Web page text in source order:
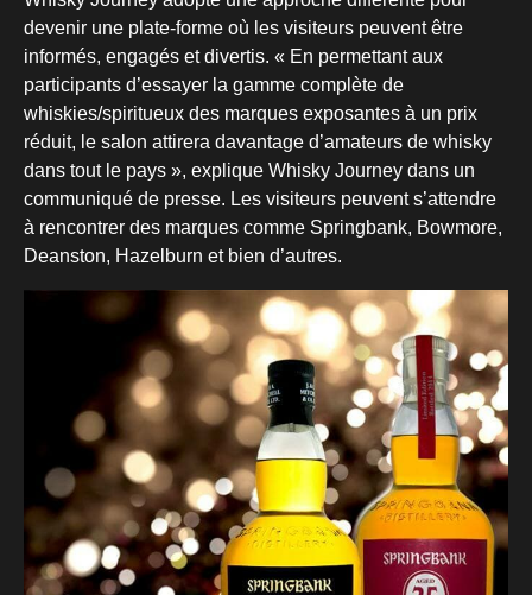
devenir une plate-forme où les visiteurs peuvent être
informés, engagés et divertis. « En permettant aux
participants d’essayer la gamme complète de
whiskies/spiritueux des marques exposantes à un prix
réduit, le salon attirera davantage d’amateurs de whisky
dans tout le pays », explique Whisky Journey dans un
communiqué de presse. Les visiteurs peuvent s’attendre
à rencontrer des marques comme Springbank, Bowmore,
Deanston, Hazelburn et bien d’autres.